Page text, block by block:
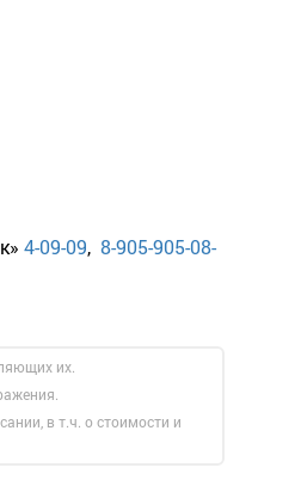
4-09-09, 8-905-905-08-
их.
в т.ч. о стоимости и